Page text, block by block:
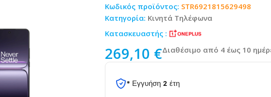
Κατασκευαστής :
Κωδικός προϊόντος: STR6921815629498
Κατηγορία: Κινητά Τηλέφωνα
269,10 €Διαθέσιμο από 4 έως 10
* Εγγυήση 2 έτη